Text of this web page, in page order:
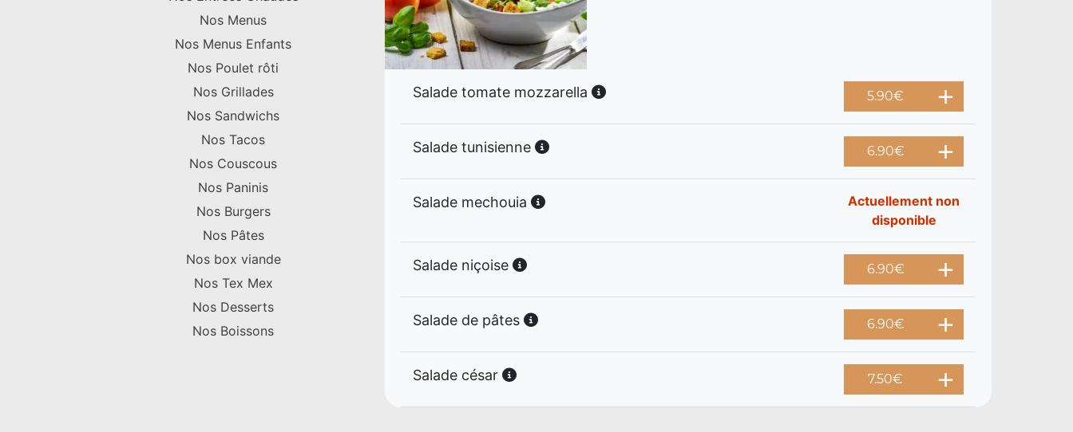
Nos Menus
Nos Menus Enfants
Nos Poulet rôti
Nos Grillades
Nos Sandwichs
Nos Tacos
Nos Couscous
Nos Paninis
Nos Burgers
Nos Pâtes
Nos box viande
Nos Tex Mex
Nos Desserts
Nos Boissons
Salade tomate mozzarella 5.90€
Salade tunisienne 6.90€
Salade mechouia
Actuellement non
disponible
Salade niçoise 6.90€
Salade de pâtes 6.90€
Salade césar 7.50€